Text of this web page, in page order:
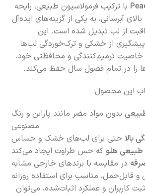
با ترکیب فرمولاسیون طبیعی، رایحه
آبرسانی، به یکی از گزینه‌های ایده‌آل
از لب تبدیل شده است. این
از خشکی و ترک‌خوردگی لب‌ها
خاصیت ترمیم‌کنندگی و محافظتی خود،
را در تمام فصول سال حفظ می‌کند.
این محصول:
بدون مواد مضر مانند پارابن و رنگ
مصنوعی
بالا حتی برای لب‌های خشک و حساس
طبیعی هلو که حس طراوت ایجاد می‌کند
در مقایسه با برندهای خارجی مشابه
قابل‌حمل، مناسب برای استفاده روزانه
کاربران و عملکرد اثبات‌شده، می‌توان